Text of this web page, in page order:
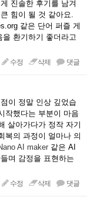
진솔한 후기를 남겨
힘이 될 것 같아요.
같은 단어 퍼즐 게
환기하기 좋더라고
수정 삭제 댓글
이 정말 인상 깊었습
작했다는 부분이 마음
살아가다가 정작 자기
복의 과정이 얼마나 의
AI maker 같은 AI
며 감정을 표현하는
수정 삭제 댓글